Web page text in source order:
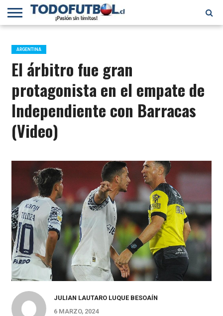
PRIMERA
B
SELECCIÓN
CHILENA
CHILENOS
EN EL
MUNDO
FÚTBOL
INTERNACIONAL
ARGENTINA
El árbitro fue gran
protagonista en el empate de
Independiente con Barracas
(Video)
JULIAN LAUTARO LUQUE BESOAÍN
6 MARZO, 2024